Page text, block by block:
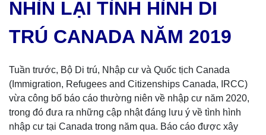
NHÌN LẠI TÌNH HÌNH DI
TRÚ CANADA NĂM 2019
Tuần trước, Bộ Di trú, Nhập cư và Quốc tịch Canada
(Immigration, Refugees and Citizenships Canada, IRCC)
vừa công bố báo cáo thường niên về nhập cư năm 2020,
trong đó đưa ra những cập nhật đáng lưu ý về tình hình
nhập cư tại Canada trong năm qua. Báo cáo được xây